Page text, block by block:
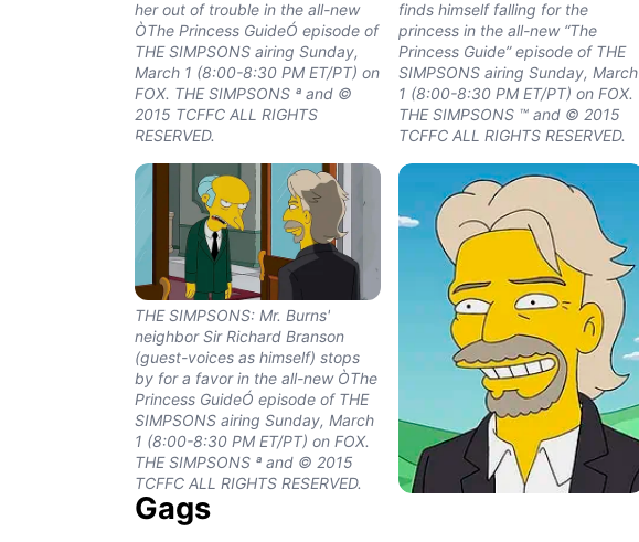
her out of trouble in the all-new
ÒThe Princess GuideÓ episode of
THE SIMPSONS airing Sunday,
March 1 (8:00-8:30 PM ET/PT) on
FOX. THE SIMPSONS ª and ©
2015 TCFFC ALL RIGHTS
RESERVED.
finds himself falling for the
princess in the all-new “The
Princess Guide” episode of THE
SIMPSONS airing Sunday, March
1 (8:00-8:30 PM ET/PT) on FOX.
THE SIMPSONS ™ and © 2015
TCFFC ALL RIGHTS RESERVED.
THE SIMPSONS: Mr. Burns'
neighbor Sir Richard Branson
(guest-voices as himself) stops
by for a favor in the all-new ÒThe
Princess GuideÓ episode of THE
SIMPSONS airing Sunday, March
1 (8:00-8:30 PM ET/PT) on FOX.
THE SIMPSONS ª and © 2015
TCFFC ALL RIGHTS RESERVED.
Gags